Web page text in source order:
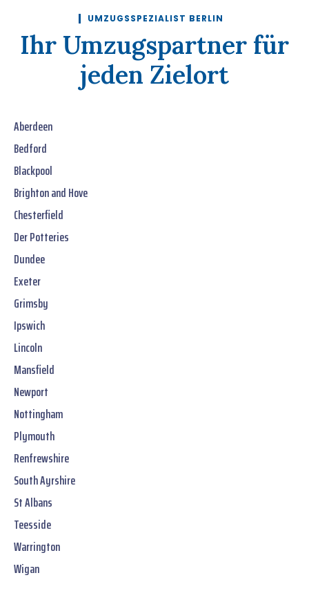
UMZUGSSPEZIALIST BERLIN
Ihr Umzugspartner für
jeden Zielort
Aberdeen
Bedford
Blackpool
Brighton and Hove
Chesterfield
Der Potteries
Dundee
Exeter
Grimsby
Ipswich
Lincoln
Mansfield
Newport
Nottingham
Plymouth
Renfrewshire
South Ayrshire
St Albans
Teesside
Warrington
Wigan